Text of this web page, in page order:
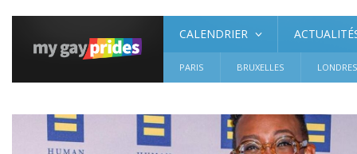
CALENDRIER
PARIS BRUXELLES LONDRES